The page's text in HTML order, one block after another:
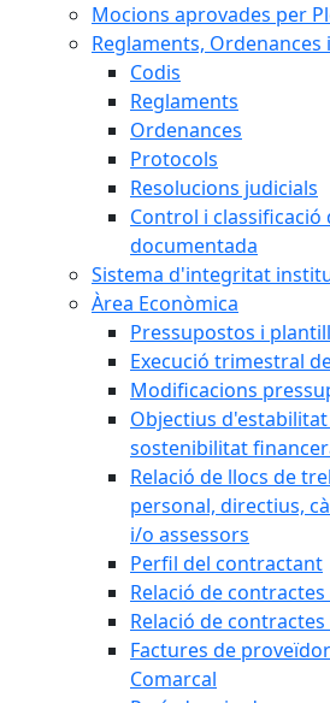
Mocions aprovades per
Reglaments, Ordenances
Codis
Reglaments
Ordenances
Protocols
Resolucions judicials
Control i
documentada
Sistema d'integritat
Àrea Econòmica
Pressupostos i
Execució trimestral
Modificacions
Objectius
sostenibilitat
Relació de llocs de
personal, directius,
i/o assessors
Perfil del contractant
Relació de
Relació de
Factures de
Comarcal